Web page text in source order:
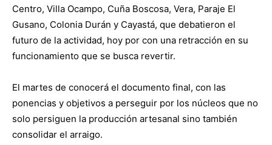
Centro, Villa Ocampo, Cuña Boscosa, Vera, Paraje El
Gusano, Colonia Durán y Cayastá, que debatieron el
futuro de la actividad, hoy por con una retracción en su
funcionamiento que se busca revertir.
El martes de conocerá el documento final, con las
ponencias y objetivos a perseguir por los núcleos que no
solo persiguen la producción artesanal sino también
consolidar el arraigo.